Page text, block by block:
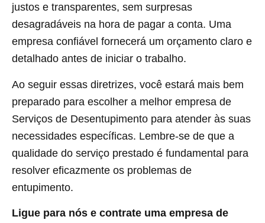
justos e transparentes, sem surpresas
desagradáveis na hora de pagar a conta. Uma
empresa confiável fornecerá um orçamento claro e
detalhado antes de iniciar o trabalho.
Ao seguir essas diretrizes, você estará mais bem
preparado para escolher a melhor empresa de
Serviços de Desentupimento para atender às suas
necessidades específicas. Lembre-se de que a
qualidade do serviço prestado é fundamental para
resolver eficazmente os problemas de
entupimento.
Ligue para nós e contrate uma empresa de